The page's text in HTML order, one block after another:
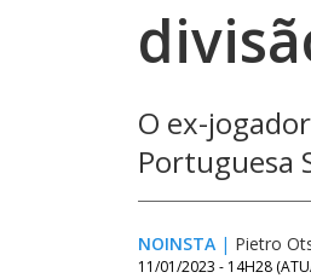
O ex-
Portuguesa
NOINSTA | Pietro
11/01/2023 - 14H28